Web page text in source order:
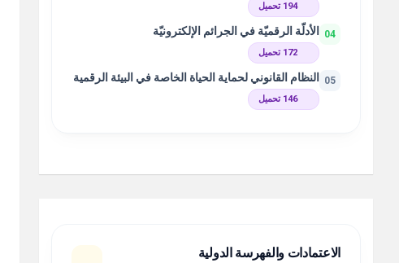
194 تحميل
04 الأدلّة الرقميّة في الجرائم الإلكترونيّة
172 تحميل
05 النظام القانوني لحماية الحياة الخاصة في البيئة الرقمية
146 تحميل
الاعتمادات والفهرسة الدولية